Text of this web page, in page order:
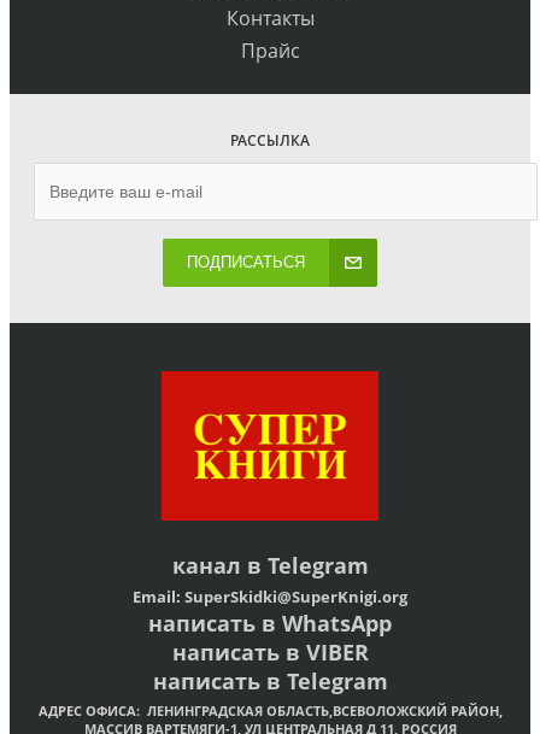
Контакты
Прайс
РАССЫЛКА
ПОДПИСАТЬСЯ
канал в Telegram
Email: SuperSkidki@SuperKnigi.org
написать в WhatsApp
написать в VIBER
написать в Telegram
АДРЕС ОФИСА: ЛЕНИНГРАДСКАЯ ОБЛАСТЬ,ВСЕВОЛОЖСКИЙ РАЙОН,
МАССИВ ВАРТЕМЯГИ-1, УЛ ЦЕНТРАЛЬНАЯ Д 11, РОССИЯ